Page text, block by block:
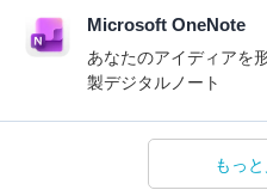
Microsoft OneNote
あなたのアイディアを
製デジタルノート
もっ